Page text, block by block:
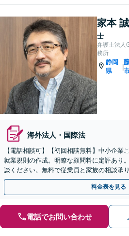
家本 誠
士
弁護士法人
務所
静岡
県
|
海外法人・国際法
【電話相談可】【初回相談無料】中小企業
就業規則の作成。明瞭な顧問料に定評あり
談ください。無料で従業員と家族の相談承
法務」は法律のプロにおまかせ。
料金表を見る
電話でお問い合わせ